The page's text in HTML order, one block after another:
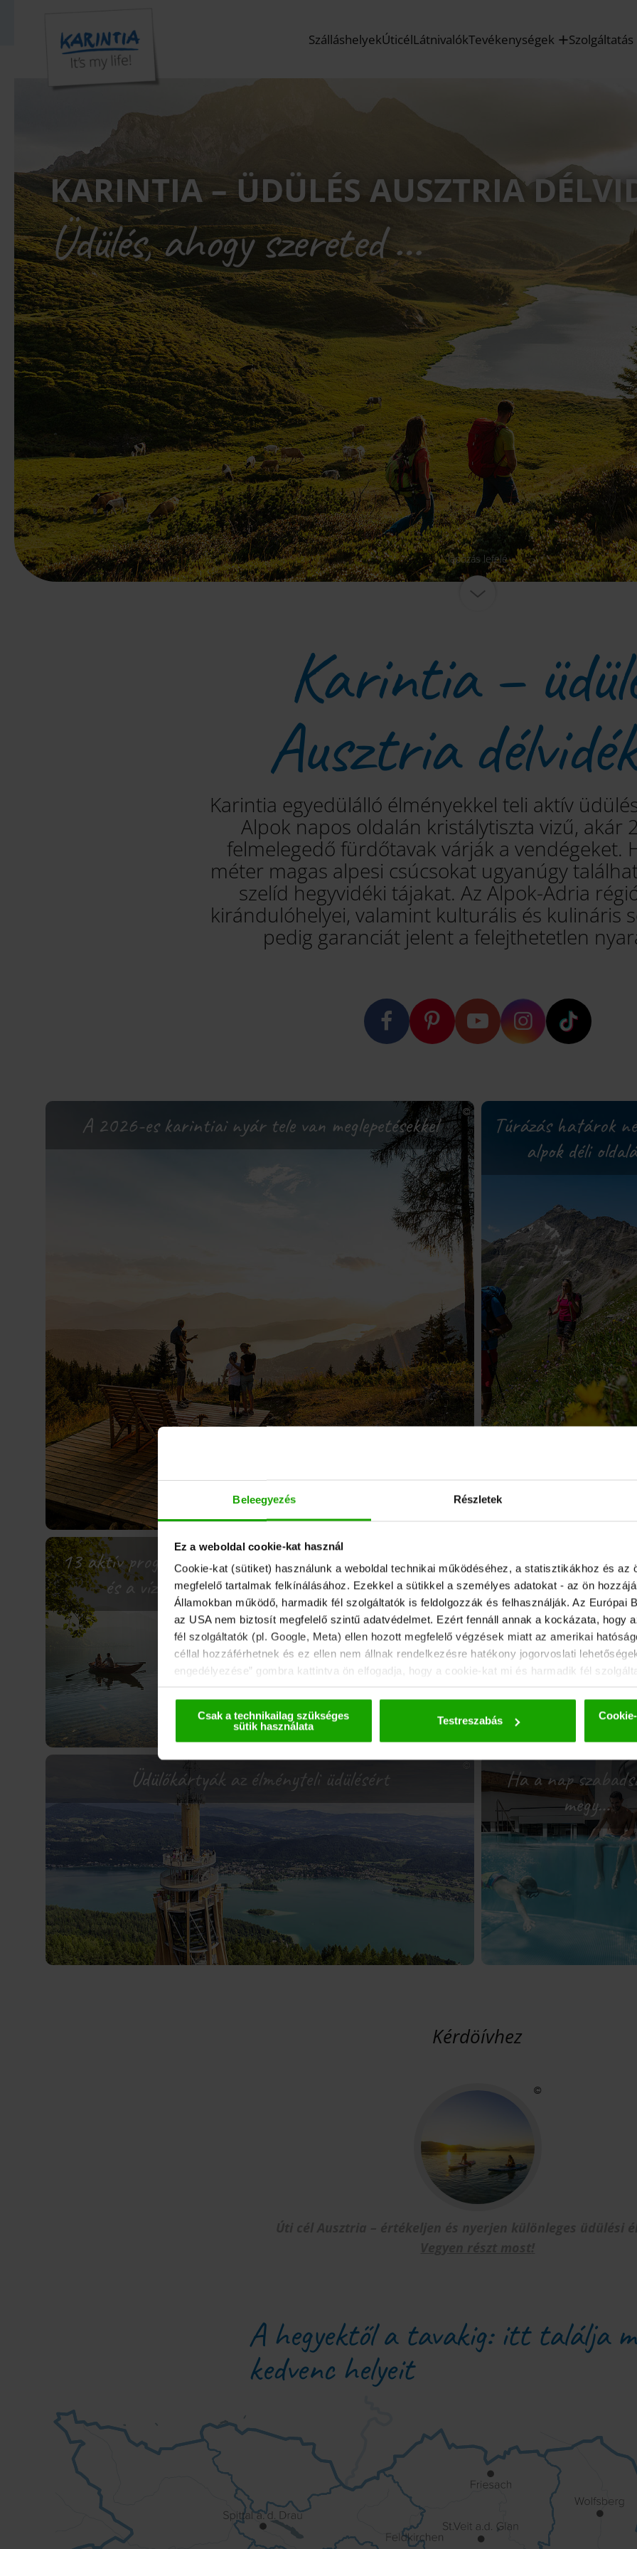
Beleegyezés Részletek
Ez a weboldal cookie-kat használ
Cookie-kat (sütiket) használunk a weboldal technikai működéséhez, a statisztikákhoz és az
megfelelő tartalmak felkínálásához. Ezekkel a sütikkel a személyes adatokat - az ön
Államokban működő, harmadik fél szolgáltatók is feldolgozzák és felhasználják. Az Európai
az USA nem biztosít megfelelő szintű adatvédelmet. Ezért fennáll annak a kockázata, hogy
fél szolgáltatók (pl. Google, Meta) ellen hozott megfelelő végzések miatt az amerikai
céllal hozzáférhetnek és ez ellen nem állnak rendelkezésre hatékony jogorvoslati
engedélyezése” gombra kattintva ön elfogadja, hogy a cookie-kat mi és harmadik fél
Csak a technikailag szükséges
sütik használata
Testreszabás
SzálláshelyekÚticélLátnivalókTevékenységek Szolgáltatás
KARINTIA – ÜDÜLÉS AUSZTRIA
Üdülés, ahogy szereted …
lapozás lefelé
Karintia –
Ausztria
Karintia egyedülálló élményekkel teli aktív
Alpok napos oldalán kristálytiszta vizű, akár
felmelegedő fürdőtavak várják a vendégeket.
méter magas alpesi csúcsokat ugyanúgy
szelíd hegyvidéki tájakat. Az Alpok-Adria
kirándulóhelyei, valamint kulturális és kulináris
pedig garanciát jelent a felejthetetlen
A 2026-es karintiai nyár tele van meglepetésekkel
Túrázás határok
alpok déli
13 aktív program a vízen
és a víz alatt
The Big Five - az öt legszebb hosszútávú
Karintiában
Üdülőkártyák az élményteli üdülésért
Ha a nap
megy…
Kérdöívhez
A hegyektől a tavakig: itt találja
kedvenc helyeit